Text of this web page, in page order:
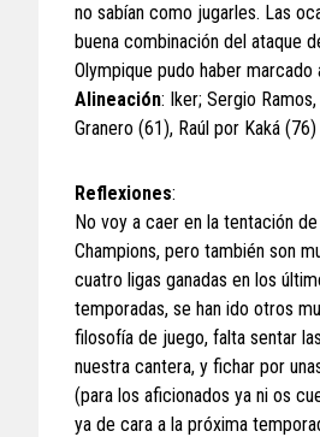
no sabían como jugarles. Las
buena combinación del ataque
Olympique pudo haber marcado
Alineación: Iker; Sergio
Granero (61), Raúl por Kaká
Reflexiones:
No voy a caer en la tentación
Champions, pero también son
cuatro ligas ganadas en los
temporadas, se han ido otros
filosofía de juego, falta sentar
nuestra cantera, y fichar por
(para los aficionados ya ni os
ya de cara a la próxima